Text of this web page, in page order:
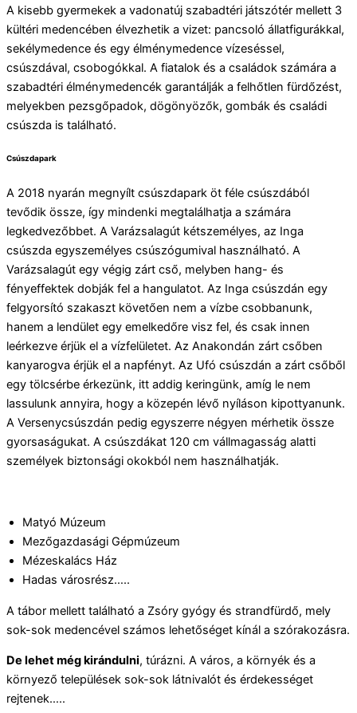
A kisebb gyermekek a vadonatúj szabadtéri játszótér mellett 3
kültéri medencében élvezhetik a vizet: pancsoló állatfigurákkal,
sekélymedence és egy élménymedence vízeséssel,
csúszdával, csobogókkal. A fiatalok és a családok számára a
szabadtéri élménymedencék garantálják a felhőtlen fürdőzést,
melyekben pezsgőpadok, dögönyözők, gombák és családi
csúszda is található.
Csúszdapark
A 2018 nyarán megnyílt csúszdapark öt féle csúszdából
tevődik össze, így mindenki megtalálhatja a számára
legkedvezőbbet. A Varázsalagút kétszemélyes, az Inga
csúszda egyszemélyes csúszógumival használható. A
Varázsalagút egy végig zárt cső, melyben hang- és
fényeffektek dobják fel a hangulatot. Az Inga csúszdán egy
felgyorsító szakaszt követően nem a vízbe csobbanunk,
hanem a lendület egy emelkedőre visz fel, és csak innen
leérkezve érjük el a vízfelületet. Az Anakondán zárt csőben
kanyarogva érjük el a napfényt. Az Ufó csúszdán a zárt csőből
egy tölcsérbe érkezünk, itt addig keringünk, amíg le nem
lassulunk annyira, hogy a közepén lévő nyíláson kipottyanunk.
A Versenycsúszdán pedig egyszerre négyen mérhetik össze
gyorsaságukat. A csúszdákat 120 cm vállmagasság alatti
személyek biztonsági okokból nem használhatják.
Matyó Múzeum
Mezőgazdasági Gépmúzeum
Mézeskalács Ház
Hadas városrész…..
A tábor mellett található a Zsóry gyógy és strandfürdő, mely
sok-sok medencével számos lehetőséget kínál a szórakozásra.
De lehet még kirándulni, túrázni. A város, a környék és a
környező települések sok-sok látnivalót és érdekességet
rejtenek…..